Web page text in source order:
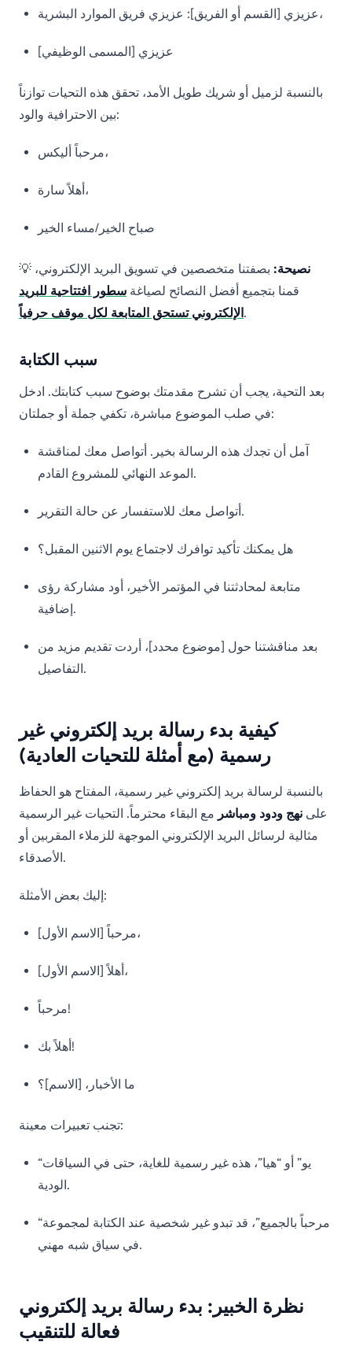
عزيزي [القسم أو الفريق]: عزيزي فريق الموارد البشرية،
عزيزي [المسمى الوظيفي]
بالنسبة لزميل أو شريك طويل الأمد، تحقق هذه التحيات توازناً
بين الاحترافية والود:
مرحباً أليكس،
أهلاً سارة،
صباح الخير/مساء الخير
💡 نصيحة: بصفتنا متخصصين في تسويق البريد الإلكتروني،
قمنا بتجميع أفضل النصائح لصياغة سطور افتتاحية للبريد
الإلكتروني تستحق المتابعة لكل موقف حرفياً.
سبب الكتابة
بعد التحية، يجب أن تشرح مقدمتك بوضوح سبب كتابتك. ادخل
في صلب الموضوع مباشرة، تكفي جملة أو جملتان:
آمل أن تجدك هذه الرسالة بخير. أتواصل معك لمناقشة
الموعد النهائي للمشروع القادم.
أتواصل معك للاستفسار عن حالة التقرير.
هل يمكنك تأكيد توافرك لاجتماع يوم الاثنين المقبل؟
متابعة لمحادثتنا في المؤتمر الأخير، أود مشاركة رؤى
إضافية.
بعد مناقشتنا حول [موضوع محدد]، أردت تقديم مزيد من
التفاصيل.
كيفية بدء رسالة بريد إلكتروني غير
رسمية (مع أمثلة للتحيات العادية)
بالنسبة لرسالة بريد إلكتروني غير رسمية، المفتاح هو الحفاظ
على نهج ودود ومباشر مع البقاء محترماً. التحيات غير الرسمية
مثالية لرسائل البريد الإلكتروني الموجهة للزملاء المقربين أو
الأصدقاء.
إليك بعض الأمثلة:
مرحباً [الاسم الأول]،
أهلاً [الاسم الأول]،
مرحباً!
أهلاً بك!
ما الأخبار، [الاسم]؟
تجنب تعبيرات معينة:
“يو” أو “هيا”، هذه غير رسمية للغاية، حتى في السياقات
الودية.
“مرحباً بالجميع”، قد تبدو غير شخصية عند الكتابة لمجموعة
في سياق شبه مهني.
نظرة الخبير: بدء رسالة بريد إلكتروني
فعالة للتنقيب